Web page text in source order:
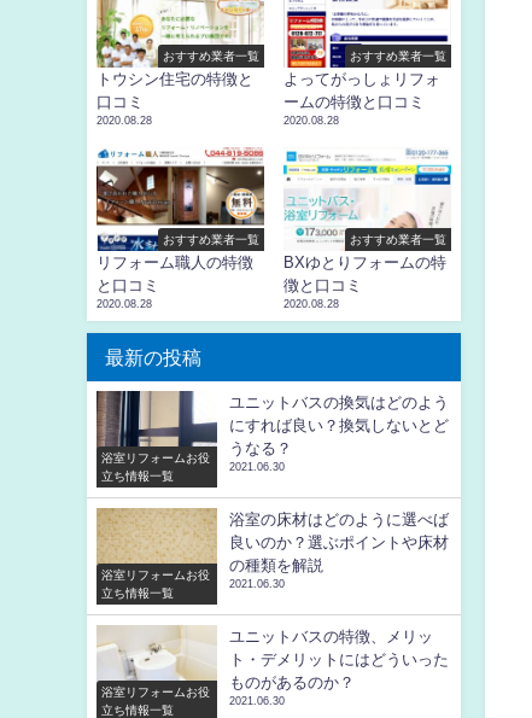
おすすめ業者一覧
トウシン住宅の特徴と
口コミ
2020.08.28
おすすめ業者一覧
よってがっしょリフォ
ームの特徴と口コミ
2020.08.28
おすすめ業者一覧
リフォーム職人の特徴
と口コミ
2020.08.28
おすすめ業者一覧
BXゆとりフォームの特
徴と口コミ
2020.08.28
最新の投稿
浴室リフォームお役
立ち情報一覧
ユニットバスの換気はどのよう
にすれば良い？換気しないとど
うなる？
2021.06.30
浴室リフォームお役
立ち情報一覧
浴室の床材はどのように選べば
良いのか？選ぶポイントや床材
の種類を解説
2021.06.30
浴室リフォームお役
立ち情報一覧
ユニットバスの特徴、メリッ
ト・デメリットにはどういった
ものがあるのか？
2021.06.30